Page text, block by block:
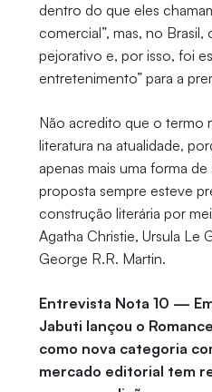
dentro do que eles
comercial”, mas, no
pejorativo e, por isso, foi
entretenimento” para a
Não acredito que o termo
literatura na atualidade,
apenas mais uma forma
proposta sempre esteve
construção literária por
Agatha Christie, Ursula Le
George R.R. Martin.
Entrevista Nota 10 —
Jabuti lançou o
como nova categoria
mercado editorial tem